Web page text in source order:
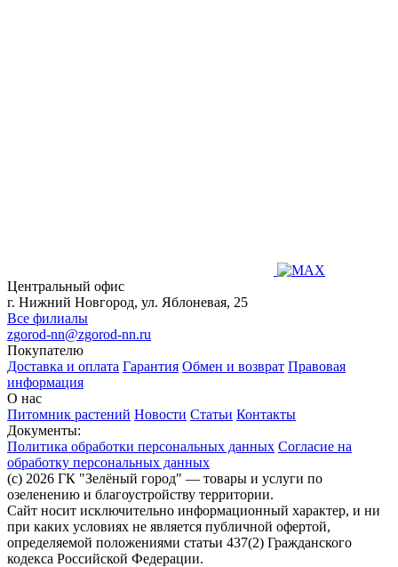
Центральный офис
г. Нижний Новгород, ул. Яблоневая, 25
Все филиалы
zgorod-nn@zgorod-nn.ru
Покупателю
Доставка и оплата Гарантия Обмен и возврат Правовая
информация
О нас
Питомник растений Новости Статьи Контакты
Документы:
Политика обработки персональных данных Согласие на
обработку персональных данных
(c) 2026 ГК "Зелёный город" — товары и услуги по
озеленению и благоустройству территории.
Сайт носит исключительно информационный характер, и ни
при каких условиях не является публичной офертой,
определяемой положениями статьи 437(2) Гражданского
кодекса Российской Федерации.